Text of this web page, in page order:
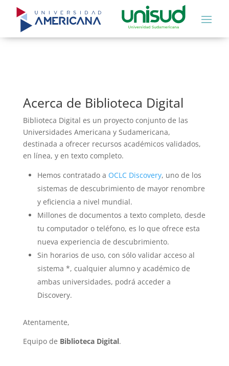
Acerca de Biblioteca Digital
Biblioteca Digital es un proyecto conjunto de las
Universidades Americana y Sudamericana,
destinada a ofrecer recursos académicos validados,
en línea, y en texto completo.
Hemos contratado a OCLC Discovery, uno de los
sistemas de descubrimiento de mayor renombre
y eficiencia a nivel mundial.
Millones de documentos a texto completo, desde
tu computador o teléfono, es lo que ofrece esta
nueva experiencia de descubrimiento.
Sin horarios de uso, con sólo validar acceso al
sistema *, cualquier alumno y académico de
ambas universidades, podrá acceder a
Discovery.
Atentamente,
Equipo de Biblioteca Digital.